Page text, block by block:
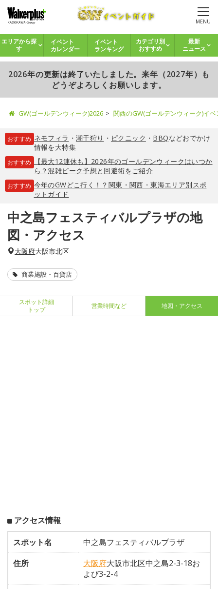
MENU
エリアから探
す
イベント
カレンダー
イベント
ランキング
カテゴリ別
おすすめ
最新
ニュース
2026年の更新は終了いたしました。来年（2027年）も
どうぞよろしくお願いします。
GW(ゴールデンウィーク)2026 関西のGW(ゴールデンウィーク)イ
おすすめ ネモフィラ ・ 潮干狩り ・ ピクニック ・ BBQなどおでかけ
情報を大特集
おすすめ
【最大12連休も】2026年のゴールデンウィークはいつか
ら？混雑ピーク予想と回避術をご紹介
おすすめ 今年のGWどこ行く！？関東・関西・東海エリア別スポ
ットガイド
中之島フェスティバルプラザの地
図・アクセス
大阪府大阪市北区
商業施設・百貨店
スポット詳細
トップ
営業時間など 地図・アクセス
アクセス情報
スポット名
中之島フェスティバルプラザ
住所
大阪府大阪市北区中之島2-3-18お
よび3-2-4